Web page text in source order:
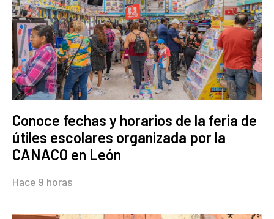
Conoce fechas y horarios de la feria de
útiles escolares organizada por la
CANACO en León
Hace 9 horas